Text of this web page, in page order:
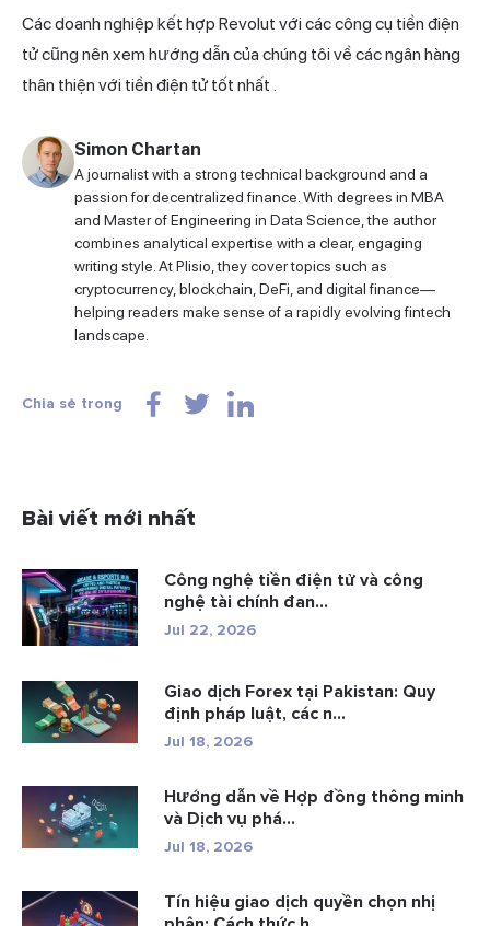
Các doanh nghiệp kết hợp Revolut với các công cụ tiền điện
tử cũng nên xem hướng dẫn của chúng tôi về các ngân hàng
thân thiện với tiền điện tử tốt nhất .
Simon Chartan
A journalist with a strong technical background and a
passion for decentralized finance. With degrees in MBA
and Master of Engineering in Data Science, the author
combines analytical expertise with a clear, engaging
writing style. At Plisio, they cover topics such as
cryptocurrency, blockchain, DeFi, and digital finance—
helping readers make sense of a rapidly evolving fintech
landscape.
Chia sẻ trong
Bài viết mới nhất
Công nghệ tiền điện tử và công
nghệ tài chính đan...
Jul 22, 2026
Giao dịch Forex tại Pakistan: Quy
định pháp luật, các n...
Jul 18, 2026
Hướng dẫn về Hợp đồng thông minh
và Dịch vụ phá...
Jul 18, 2026
Tín hiệu giao dịch quyền chọn nhị